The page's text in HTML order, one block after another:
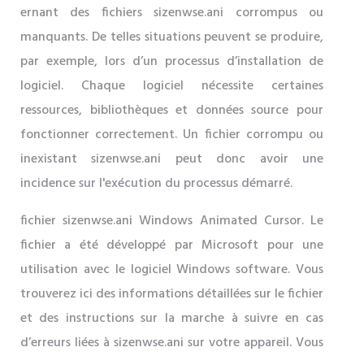
ernant des fichiers sizenwse.ani corrompus ou
manquants. De telles situations peuvent se produire,
par exemple, lors d’un processus d’installation de
logiciel. Chaque logiciel nécessite certaines
ressources, bibliothèques et données source pour
fonctionner correctement. Un fichier corrompu ou
inexistant sizenwse.ani peut donc avoir une
incidence sur l'exécution du processus démarré.
fichier sizenwse.ani Windows Animated Cursor. Le
fichier a été développé par Microsoft pour une
utilisation avec le logiciel Windows software. Vous
trouverez ici des informations détaillées sur le fichier
et des instructions sur la marche à suivre en cas
d’erreurs liées à sizenwse.ani sur votre appareil. Vous